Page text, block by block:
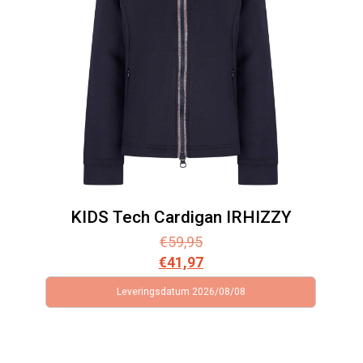
KIDS Tech Cardigan IRHIZZY
€59,95
€41,97
Leveringsdatum 2026/08/08